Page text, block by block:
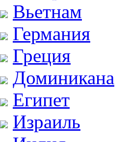
Вьетнам
Германия
Греция
Доминикана
Египет
Израиль